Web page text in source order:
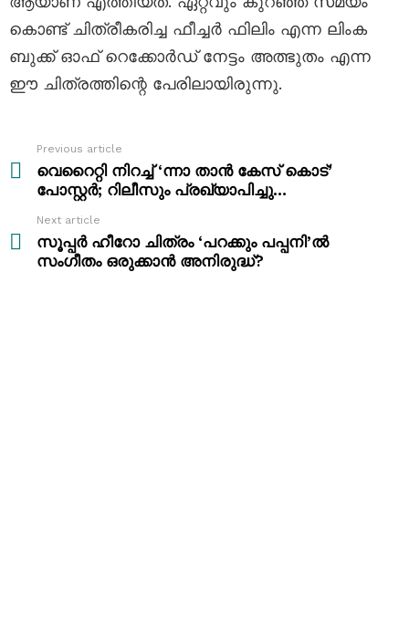
കൊണ്ട് ചിത്രീകരിച്ച ഫീച്ചർ ഫിലിം എന്ന ലിംക
ബുക്ക് ഓഫ് റെക്കോർഡ് നേട്ടം അത്ഭുതം എന്ന
ഈ ചിത്രത്തിന്റെ പേരിലായിരുന്നു.
more
Previous article
വെറൈറ്റി നിറച്ച് ‘ന്നാ താൻ കേസ് കൊട്’
പോസ്റ്റർ; റിലീസും പ്രഖ്യാപിച്ചു…
Next article
സൂപ്പർ ഹീറോ ചിത്രം ‘പറക്കും പപ്പനി’ൽ
സംഗീതം ഒരുക്കാൻ അനിരുദ്ധ്?